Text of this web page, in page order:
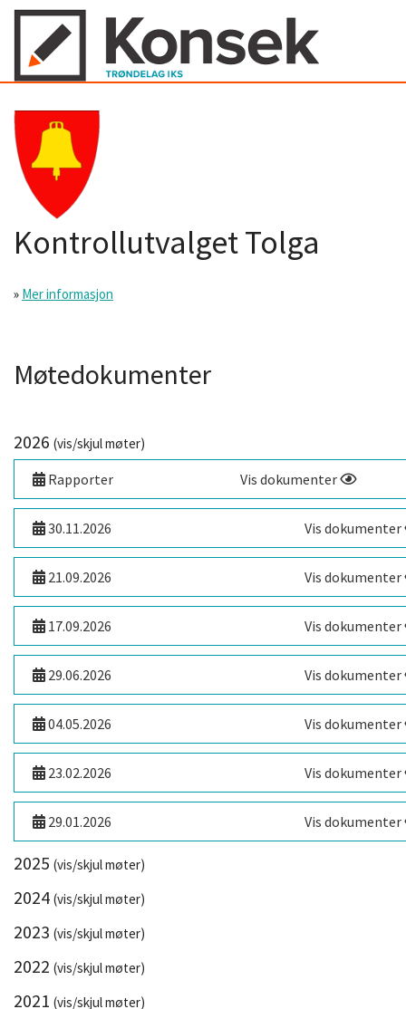
Kontrollutvalget Tolga
» Mer informasjon
Møtedokumenter
2026 (vis/skjul møter)
Rapporter Vis dokumenter
30.11.2026 Vis dokumenter
21.09.2026 Vis dokumenter
17.09.2026 Vis dokumenter
29.06.2026 Vis dokumenter
04.05.2026 Vis dokumenter
23.02.2026 Vis dokumenter
29.01.2026 Vis dokumenter
2025 (vis/skjul møter)
2024 (vis/skjul møter)
2023 (vis/skjul møter)
2022 (vis/skjul møter)
2021 (vis/skjul møter)